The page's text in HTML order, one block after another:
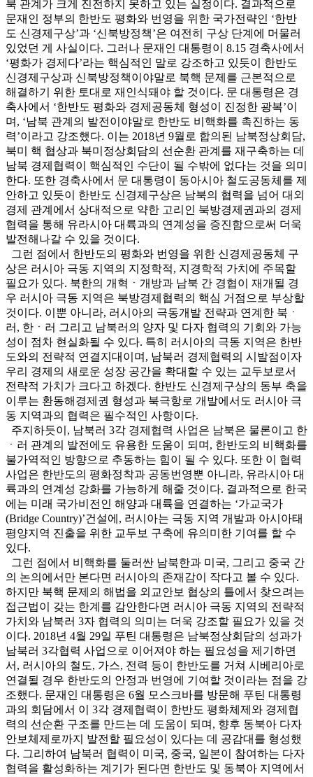
북 관계가 크게 진전하지 못하고 있는 실정이다. 결과적으로
문재인 정부의 한반도 평화와 번영을 위한 국가전략인 ‘한반
도 신경제구상’과 ‘신북방정책’은 여전히 구상 단계에 머물러
있었던 게 사실이다. 그러나 문재인 대통령이 8.15 경축사에서
‘평화가 경제다’라는 핵심적인 말로 강조하고 있듯이 한반도
신경제구상과 신북방정책이야말로 북핵 문제를 근본적으로
해결하기 위한 토대로 재인식돼야 할 것이다. 문 대통령은 경
축사에서 ‘한반도 평화와 경제공동체 형성이 진정한 광복’이
며, ‘남북 관계의 발전이야말로 한반도 비핵화를 촉진하는 동
력’이라고 강조했다. 이는 2018년 9월로 합의된 남북정상회담,
북미 핵 협상과 북미정상회담의 선순환 관계를 재구축하는 데
남북 경제협력이 핵심적인 수단이 될 수밖에 없다는 것을 의미
한다. 또한 경축사에서 문 대통령이 동아시아 철도공동체를 제
안하고 있듯이 한반도 신경제구상은 남북의 협력을 넘어 대외
경제 관계에서 상대적으로 약한 고리인 북방경제권과의 경제
협력을 통해 유라시아 대륙과의 연계성을 증진함으로써 더욱
발전해나갈 수 있을 것이다.
그런 점에서 한반도의 평화와 번영을 위한 신경제공동체 구
상은 러시아 극동 지역의 지정학적, 지경학적 가치에 주목할
필요가 있다. 북한의 개혁ㆍ개방과 남북 간 경협이 재개될 경
우 러시아 극동 지역은 북방경제협력의 핵심 거점으로 부상할
것이다. 이뿐 아니라, 러시아의 극동개발 전략과 연계한 북ㆍ
러, 한ㆍ러 그리고 남북러의 양자 및 다자 협력의 기회와 가능
성이 점차 현실화될 수 있다. 특히 러시아의 극동 지역은 한반
도와의 전략적 연결지대이며, 남북러 경제협력의 시발점이자
우리 경제의 새로운 성장 공간을 확대할 수 있는 교두보로서
전략적 가치가 크다고 하겠다. 한반도 신경제구상의 동부 축을
이루는 환동해경제권 형성과 북극항로 개발에서도 러시아 극
동 지역과의 협력은 필수적인 사항이다.
주지하듯이, 남북러 3각 경제협력 사업은 남북은 물론이고 한
ㆍ러 관계의 발전에도 유용한 도움이 되며, 한반도의 비핵화를
불가역적인 방향으로 추동하는 힘이 될 수 있다. 또한 이 협력
사업은 한반도의 평화정착과 공동번영뿐 아니라, 유라시아 대
륙과의 연계성 강화를 가능하게 해줄 것이다. 결과적으로 한국
에는 미래 국가비전인 해양과 대륙을 연결하는 ‘가교국가
(Bridge Country)’건설에, 러시아는 극동 지역 개발과 아시아태
평양지역 진출을 위한 교두보 구축에 유의미한 기여를 할 수
있다.
그런 점에서 비핵화를 둘러싼 남북한과 미국, 그리고 중국 간
의 논의에서만 본다면 러시아의 존재감이 작다고 볼 수 있다.
하지만 북핵 문제의 해법을 외교안보 협상의 틀에서 찾으려는
접근법이 갖는 한계를 감안한다면 러시아 극동 지역의 전략적
가치와 남북러 3자 협력의 의미는 더욱 강조할 필요가 있을 것
이다. 2018년 4월 29일 푸틴 대통령은 남북정상회담의 성과가
남북러 3각협력 사업으로 이어져야 하는 필요성을 제기하면
서, 러시아의 철도, 가스, 전력 등이 한반도를 거쳐 시베리아로
연결될 경우 한반도의 안정과 번영에 기여할 것이라는 점을 강
조했다. 문재인 대통령은 6월 모스크바를 방문해 푸틴 대통령
과의 회담에서 이 3각 경제협력이 한반도 평화체제와 경제협
력의 선순환 구조를 만드는 데 도움이 되며, 향후 동북아 다자
안보체제로까지 발전할 필요성이 있다는 데 공감대를 형성했
다. 그리하여 남북러 협력이 미국, 중국, 일본이 참여하는 다자
협력을 활성화하는 계기가 된다면 한반도 및 동북아 지역에서